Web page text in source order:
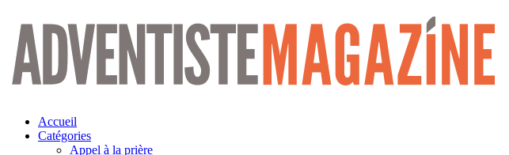
Aller
contenu
Accueil
Catégories
Appel à la prière